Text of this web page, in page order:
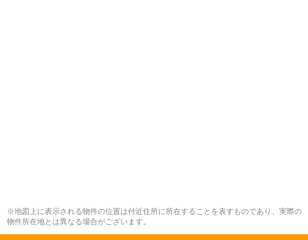
※地図上に表示される物件の位置は付近住所に所在することを表すものであり、実際の
物件所在地とは異なる場合がございます。